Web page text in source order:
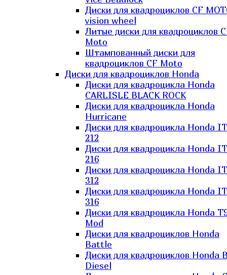
Диски для квадроциклов CF
vision wheel
Литые диски для квадроциклов
Moto
Штампованный диски для
квадроциклов CF Moto
Диски для квадроциклов Honda
Диски для квадроцикла Honda
CARLISLE BLACK ROCK
Диски для квадроцикла Honda
Hurricane
Диски для квадроцикла Honda
212
Диски для квадроцикла Honda
216
Диски для квадроцикла Honda
312
Диски для квадроцикла Honda
316
Диски для квадроцикла Honda
Mod
Диски для квадроциклов Honda
Battle
Диски для квадроциклов Honda
Diesel